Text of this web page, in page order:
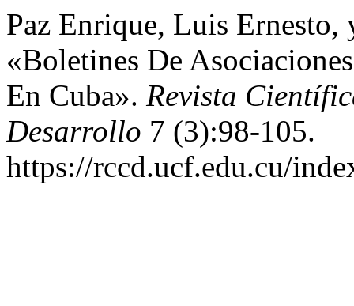
Paz Enrique, Luis
«Boletines De
En Cuba». Revista
Desarrollo 7 (3):98-105.
https://rccd.ucf.edu.cu/